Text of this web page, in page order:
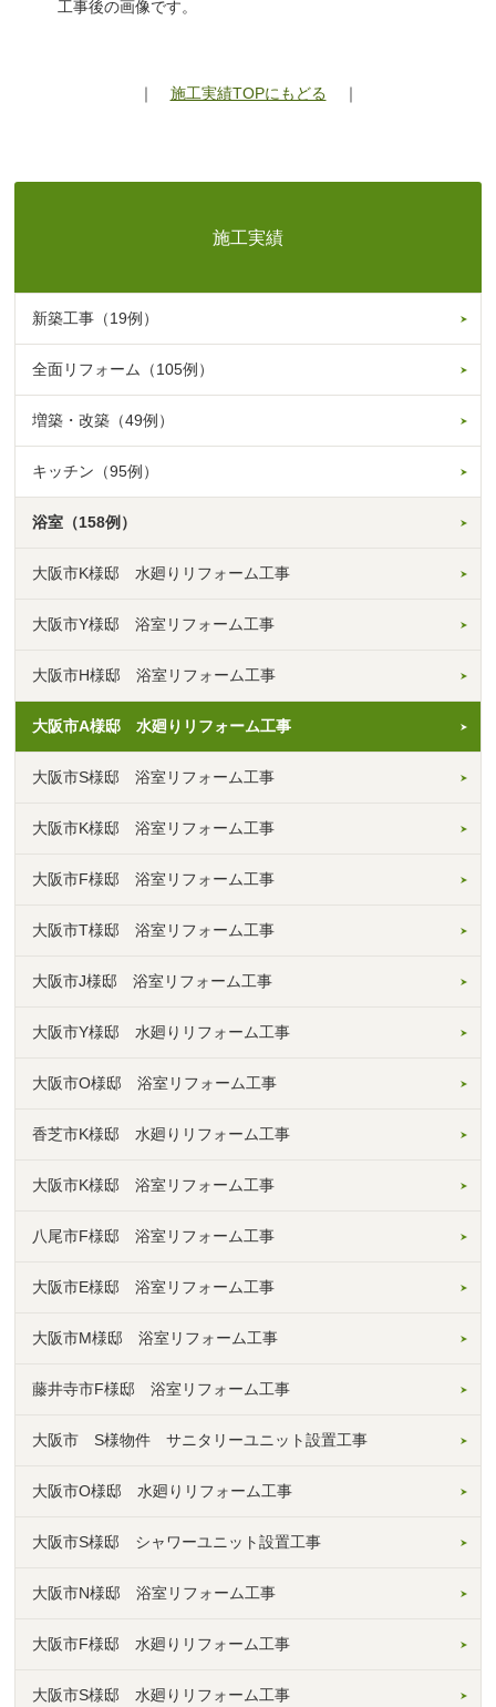
工事後の画像です。
｜ 施工実績TOPにもどる ｜
施工実績
新築工事（19例）
全面リフォーム（105例）
増築・改築（49例）
キッチン（95例）
浴室（158例）
大阪市K様邸 水廻りリフォーム工事
大阪市Y様邸 浴室リフォーム工事
大阪市H様邸 浴室リフォーム工事
大阪市A様邸 水廻りリフォーム工事
大阪市S様邸 浴室リフォーム工事
大阪市K様邸 浴室リフォーム工事
大阪市F様邸 浴室リフォーム工事
大阪市T様邸 浴室リフォーム工事
大阪市J様邸 浴室リフォーム工事
大阪市Y様邸 水廻りリフォーム工事
大阪市O様邸 浴室リフォーム工事
香芝市K様邸 水廻りリフォーム工事
大阪市K様邸 浴室リフォーム工事
八尾市F様邸 浴室リフォーム工事
大阪市E様邸 浴室リフォーム工事
大阪市M様邸 浴室リフォーム工事
藤井寺市F様邸 浴室リフォーム工事
大阪市 S様物件 サニタリーユニット設置工事
大阪市O様邸 水廻りリフォーム工事
大阪市S様邸 シャワーユニット設置工事
大阪市N様邸 浴室リフォーム工事
大阪市F様邸 水廻りリフォーム工事
大阪市S様邸 水廻りリフォーム工事